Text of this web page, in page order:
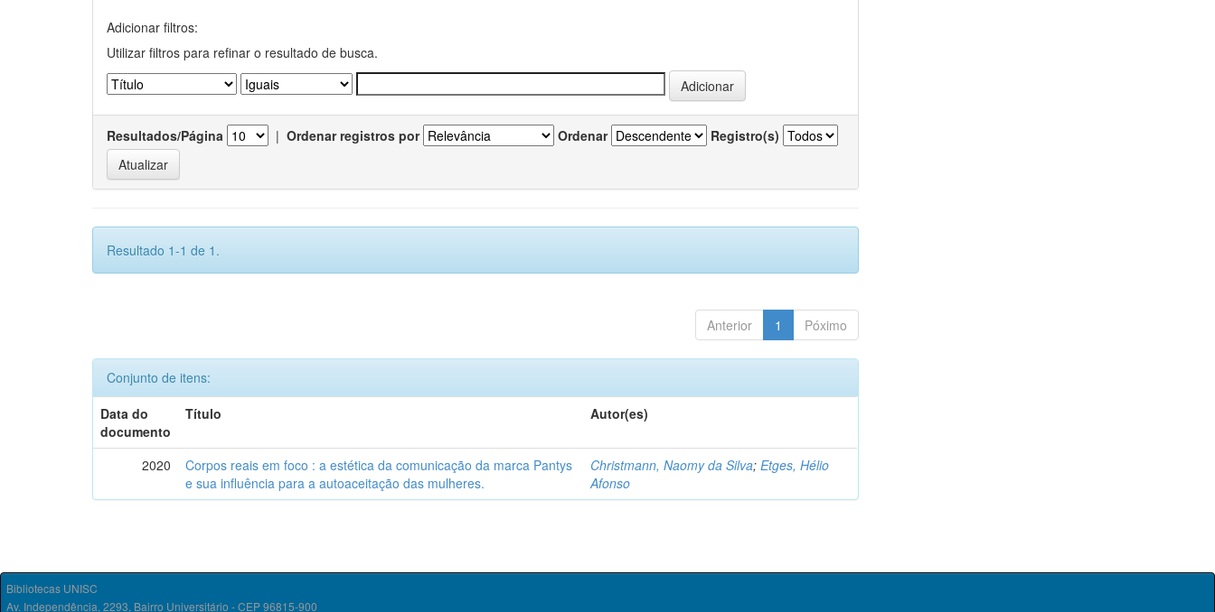
Adicionar filtros:
Utilizar filtros para refinar o resultado de busca.
Resultados/Página | Ordenar registros por Ordenar Registro(s)
Resultado 1-1 de 1.
Anterior 1 Póximo
Conjunto de itens:
Data do
documento
Título Autor(es)
2020
Corpos reais em foco : a estética da comunicação da marca Pantys
e sua influência para a autoaceitação das mulheres.
Christmann, Naomy da Silva;Etges, Hélio
Afonso
Bibliotecas UNISC
Av. Independência, 2293, Bairro Universitário - CEP 96815-900